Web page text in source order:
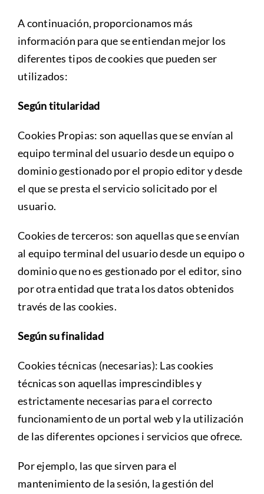
A continuación, proporcionamos más
información para que se entiendan mejor los
diferentes tipos de cookies que pueden ser
utilizados:
Según titularidad
Cookies Propias: son aquellas que se envían al
equipo terminal del usuario desde un equipo o
dominio gestionado por el propio editor y desde
el que se presta el servicio solicitado por el
usuario.
Cookies de terceros: son aquellas que se envían
al equipo terminal del usuario desde un equipo o
dominio que no es gestionado por el editor, sino
por otra entidad que trata los datos obtenidos
través de las cookies.
Según su finalidad
Cookies técnicas (necesarias): Las cookies
técnicas son aquellas imprescindibles y
estrictamente necesarias para el correcto
funcionamiento de un portal web y la utilización
de las diferentes opciones i servicios que ofrece.
Por ejemplo, las que sirven para el
mantenimiento de la sesión, la gestión del